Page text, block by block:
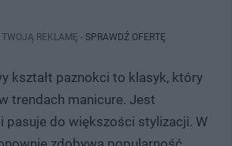
REKLAMĘ - SPRAWDŹ OFERTĘ
kształt paznokci to klasyk, który
trendach manicure. Jest
pasuje do większości stylizacji. W